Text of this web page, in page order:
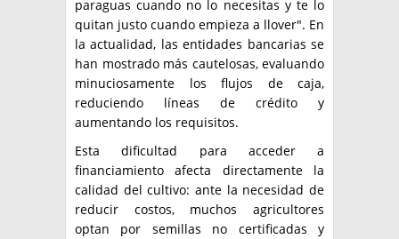
paraguas cuando no lo necesitas y te lo
quitan justo cuando empieza a llover". En
la actualidad, las entidades bancarias se
han mostrado más cautelosas, evaluando
minuciosamente los flujos de caja,
reduciendo líneas de crédito y
aumentando los requisitos.
Esta dificultad para acceder a
financiamiento afecta directamente la
calidad del cultivo: ante la necesidad de
reducir costos, muchos agricultores
optan por semillas no certificadas y